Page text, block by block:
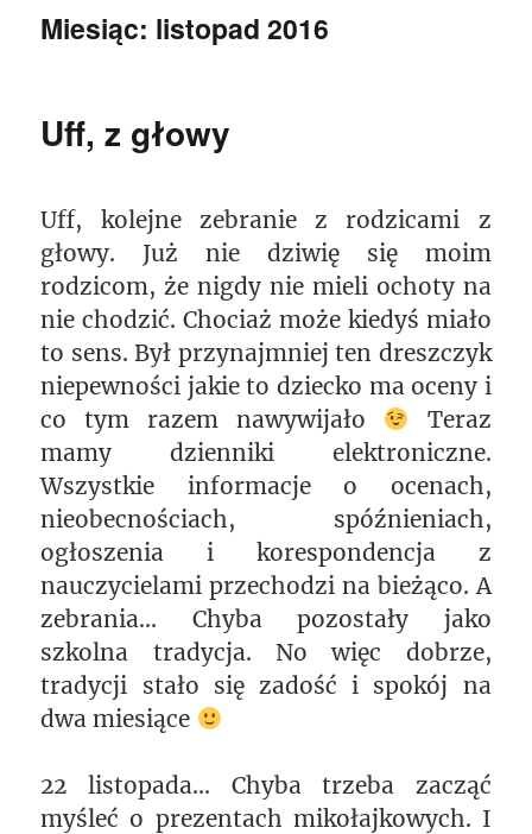
Miesiąc: listopad 2016
Uff, z głowy
Uff, kolejne zebranie z rodzicami z
głowy. Już nie dziwię się moim
rodzicom, że nigdy nie mieli ochoty na
nie chodzić. Chociaż może kiedyś miało
to sens. Był przynajmniej ten dreszczyk
niepewności jakie to dziecko ma oceny i
co tym razem nawywijało
Teraz
mamy dzienniki elektroniczne.
Wszystkie informacje o ocenach,
nieobecnościach, spóźnieniach,
ogłoszenia i korespondencja z
nauczycielami przechodzi na bieżąco. A
zebrania… Chyba pozostały jako
szkolna tradycja. No więc dobrze,
tradycji stało się zadość i spokój na
dwa miesiące
22 listopada… Chyba trzeba zacząć
myśleć o prezentach mikołajkowych. I